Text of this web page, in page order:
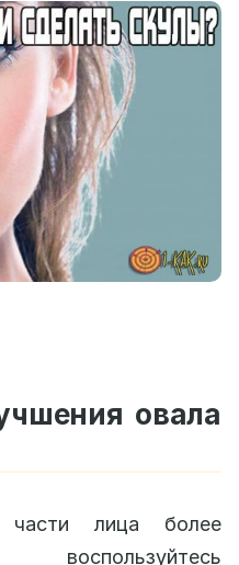
овала
лица более
воспользуйтесь